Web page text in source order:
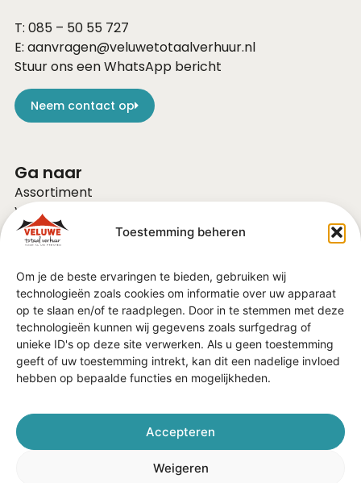
Toestemming beheren
Om je de beste ervaringen te bieden, gebruiken wij
technologieën zoals cookies om informatie over uw apparaat
op te slaan en/of te raadplegen. Door in te stemmen met deze
technologieën kunnen wij gegevens zoals surfgedrag of
unieke ID's op deze site verwerken. Als u geen toestemming
geeft of uw toestemming intrekt, kan dit een nadelige invloed
hebben op bepaalde functies en mogelijkheden.
Accepteren
Weigeren
T: 085 – 50 55 727
E: aanvragen@veluwetotaalverhuur.nl
Stuur ons een WhatsApp bericht
Neem contact op
Ga naar
Assortiment
Voor bedrijven
Over ons
Vacatures
FAQ
Contact
Vraag of advies?
Algemene Voorwaarden
In de regio
Ede
Veenendaal
Nijkerk